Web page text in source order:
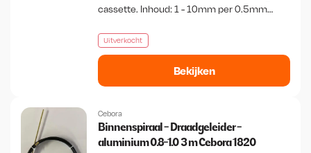
cassette. Inhoud: 1 - 10mm per 0.5mm
Uitverkocht
Bekijken
Cebora
Binnenspiraal - Draadgeleider -
aluminium 0.8-1.0 3 m Cebora 1820